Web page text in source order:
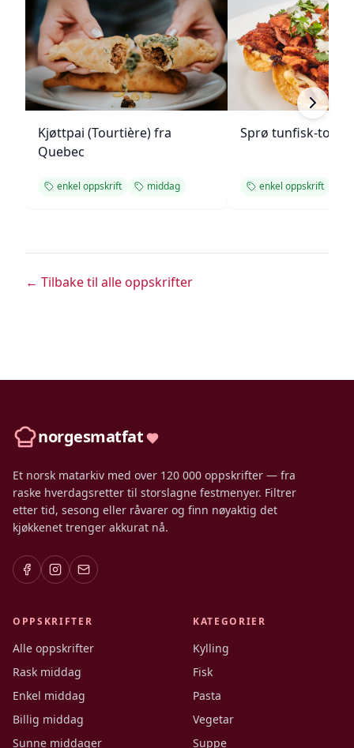
Kjøttpai (Tourtière) fra
Quebec
enkel oppskrift middag
Sprø tunfisk-
enkel oppskrift
← Tilbake til alle oppskrifter
norgesmatfat
Et norsk matarkiv med over 120 000 oppskrifter — fra
raske hverdagsretter til storslagne festmenyer. Filtrer
etter tid, sesong eller råvarer og finn nøyaktig det
kjøkkenet trenger akkurat nå.
OPPSKRIFTER
Alle oppskrifter
Rask middag
Enkel middag
Billig middag
Sunne middager
KATEGORIER
Kylling
Fisk
Pasta
Vegetar
Suppe